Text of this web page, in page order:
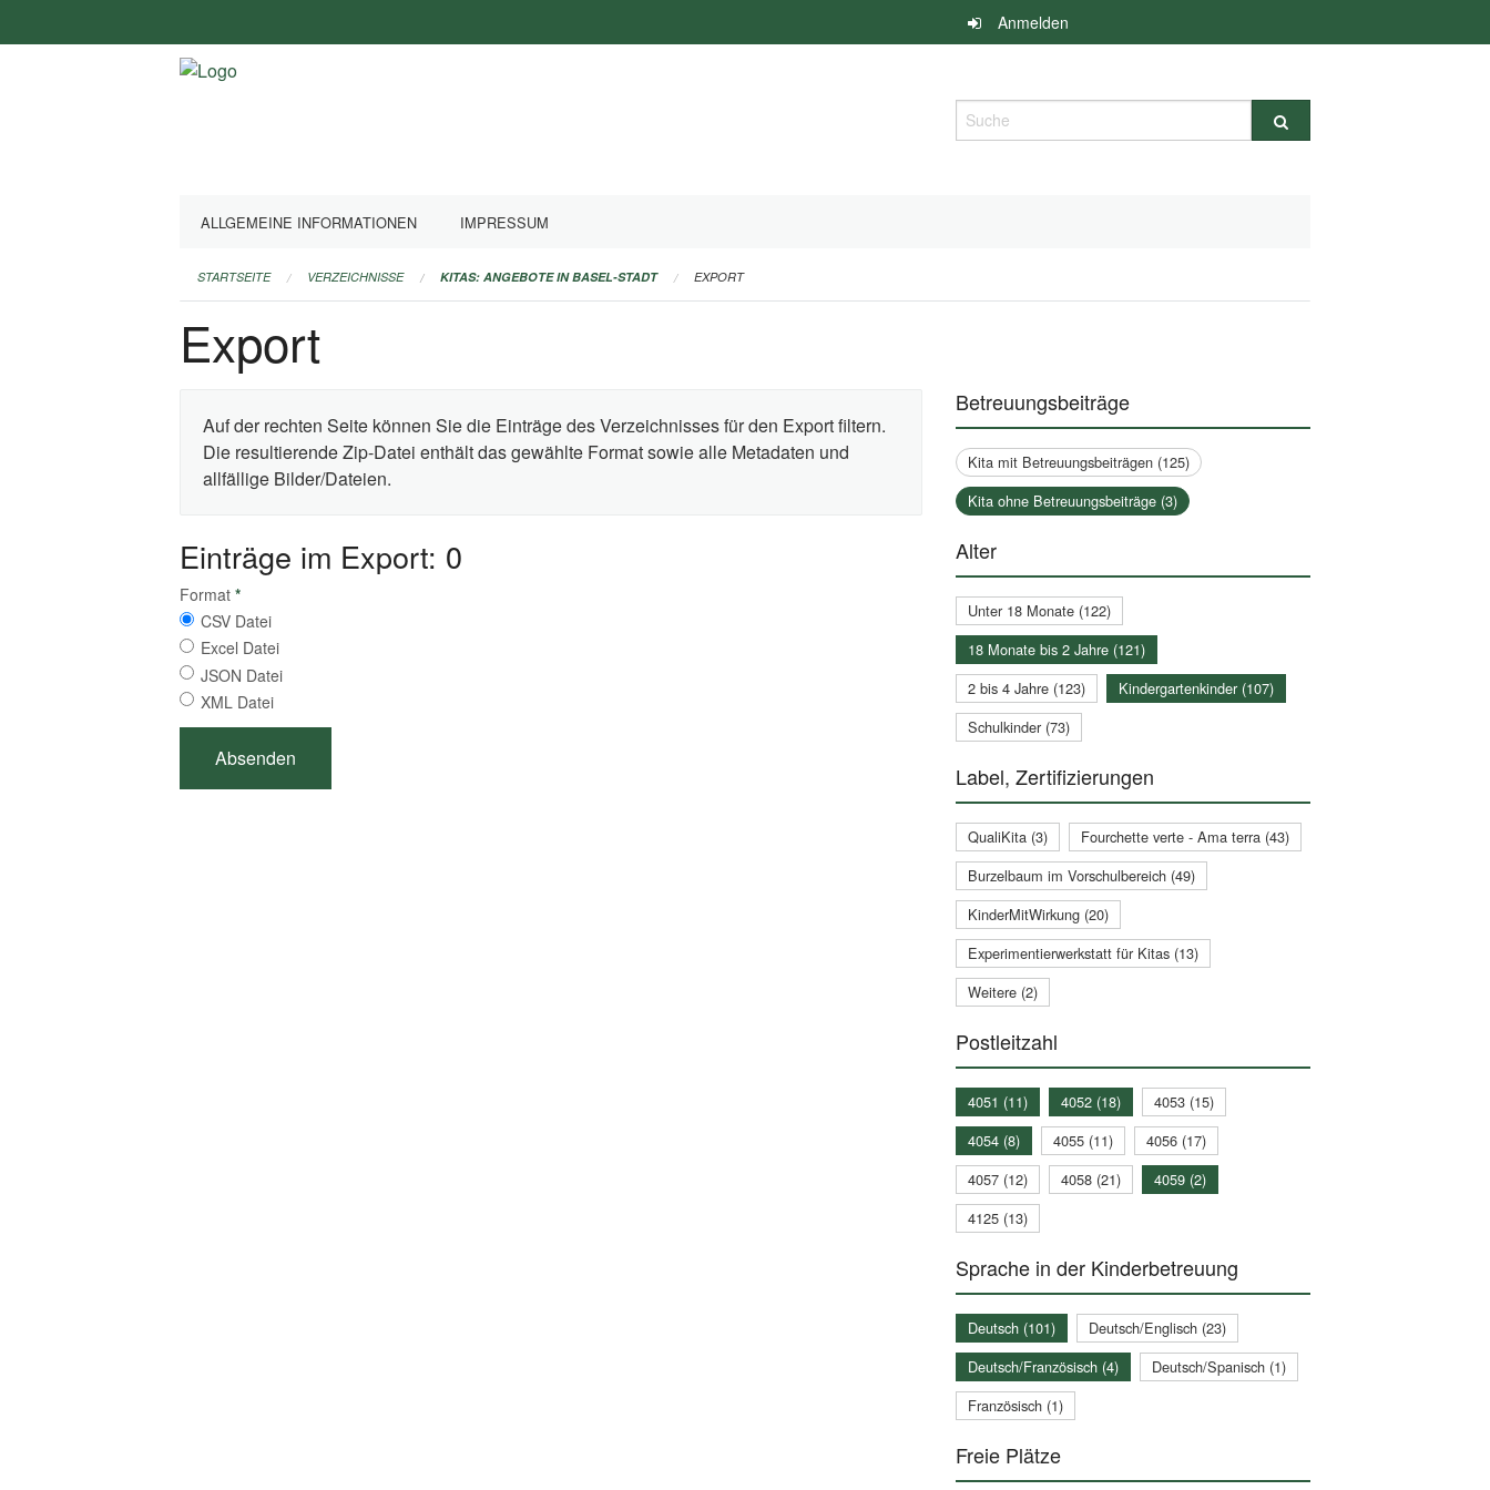
überspringen
Anmelden
Suche
ALLGEMEINE INFORMATIONEN IMPRESSUM
STARTSEITE VERZEICHNISSE KITAS: ANGEBOTE IN BASEL-STADT EXPORT
Export
Auf der rechten Seite können Sie die Einträge des Verzeichnisses für den Export filtern.
Die resultierende Zip-Datei enthält das gewählte Format sowie alle Metadaten und
allfällige Bilder/Dateien.
Einträge im Export: 0
Format *
CSV Datei
Excel Datei
JSON Datei
XML Datei
Betreuungsbeiträge
Kita mit Betreuungsbeiträgen (125)
Kita ohne Betreuungsbeiträge (3)
Alter
Unter 18 Monate (122)
18 Monate bis 2 Jahre (121)
2 bis 4 Jahre (123)
Kindergartenkinder (107)
Schulkinder (73)
Label, Zertifizierungen
QualiKita (3)
Fourchette verte - Ama terra (43)
Burzelbaum im Vorschulbereich (49)
KinderMitWirkung (20)
Experimentierwerkstatt für Kitas (13)
Weitere (2)
Postleitzahl
4051 (11) 4052 (18)
4053 (15)
4054 (8)
4055 (11)
4056 (17)
4057 (12)
4058 (21)
4059 (2)
4125 (13)
Sprache in der Kinderbetreuung
Deutsch (101)
Deutsch/Englisch (23)
Deutsch/Französisch (4)
Deutsch/Spanisch (1)
Französisch (1)
Freie Plätze